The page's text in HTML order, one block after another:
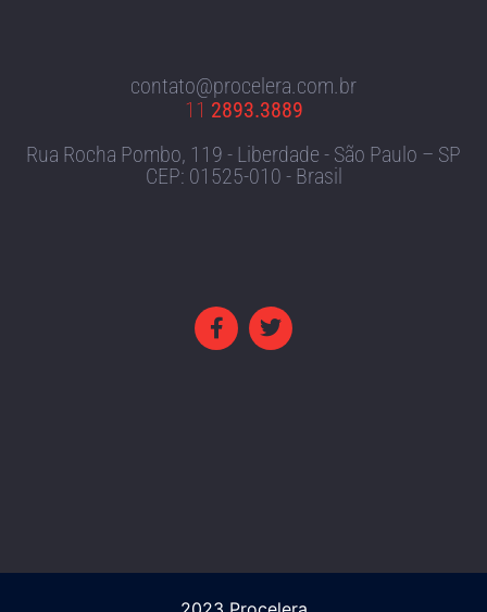
contato@procelera.com.br
11 2893.3889
Rua Rocha Pombo, 119 - Liberdade - São Paulo – SP
CEP: 01525-010 - Brasil